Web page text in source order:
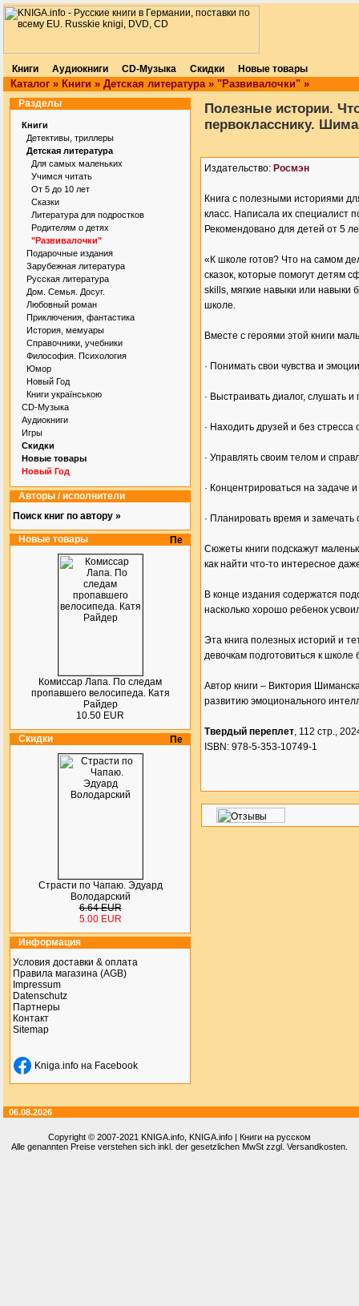
Книги Аудиокниги CD-Музыка Скидки Новые товары
Каталог » Книги » Детская литература» "Развивалочки" »
Разделы
Книги
Детективы, триллеры
Детская литература
Для самых маленьких
Учимся читать
От 5 до 10 лет
Сказки
Литература для подростков
Родителям о детях
"Развивалочки"
Подарочные издания
Зарубежная литература
Русская литература
Дом. Семья. Досуг.
Любовный роман
Приключения, фантастика
История, мемуары
Справочники, учебники
Философия. Психология
Юмор
Новый Год
Книги українською
CD-Музыка
Аудиокниги
Игры
Скидки
Новые товары
Новый Год
Авторы / исполнители
Поиск книг по автору »
Новые товары
Комиссар Лапа. По следам
пропавшего велосипеда. Катя
Райдер
10.50 EUR
Скидки
Страсти по Чапаю. Эдуард
Володарский
6.64 EUR
5.00 EUR
Информация
Условия доставки & оплата
Правила магазина (AGB)
Impressum
Datenschutz
Партнеры
Контакт
Sitemap
Kniga.info на Facebook
Полезные истории.
первокласснику.
Издательство: Росмэн
Книга с полезными историями
класс. Написала их специалист
Рекомендовано для детей от 5
«К школе готов? Что на самом
сказок, которые помогут детям
skills, мягкие навыки или
школе.
Вместе с героями этой книги
· Понимать свои чувства и эмоции
· Выстраивать диалог, слушать
· Находить друзей и без
· Управлять своим телом и
· Концентрироваться на задаче
· Планировать время и замечать
Сюжеты книги подскажут
как найти что-то интересное
В конце издания содержатся
насколько хорошо ребенок
Эта книга полезных историй и
девочкам подготовиться к
Автор книги – Виктория
развитию эмоционального
Твердый переплет, 112 стр.,
ISBN: 978-5-353-10749-1
06.08.2026
Copyright © 2007-2021 KNIGA.info , KNIGA.info | Книги на русском
Alle genannten Preise verstehen sich inkl. der gesetzlichen MwSt zzgl. Versandkosten.